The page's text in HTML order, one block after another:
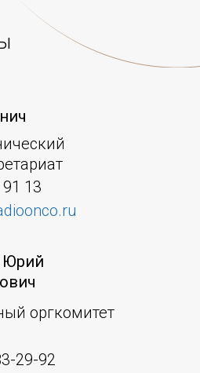
13
Юрий
оргкомитет
29-92